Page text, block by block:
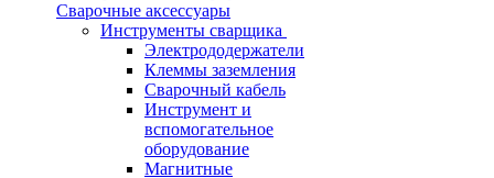
Сварочные аксессуары
Инструменты сварщика
Электрододержатели
Клеммы заземления
Сварочный кабель
Инструмент и
вспомогательное
оборудование
Магнитные